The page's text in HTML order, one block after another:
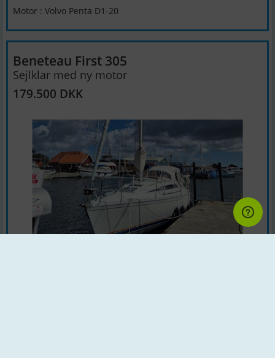
Motor : Volvo Penta D1-20
Beneteau First 305
Sejlklar med ny motor
179.500 DKK